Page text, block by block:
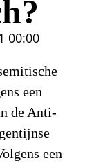
00:00
een
de Anti-
een